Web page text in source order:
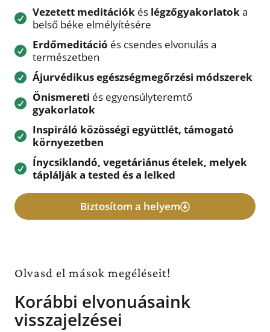
Vezetett meditációk és légzőgyakorlatoka
belső béke elmélyítésére
Erdőmeditáció és csendes elvonulás a
természetben
Ájurvédikus egészségmegőrzési módszerek
Önismereti és egyensúlyteremtő
gyakorlatok
Inspiráló közösségi együttlét, támogató
környezetben
Ínycsiklandó, vegetáriánus ételek, melyek
táplálják a tested és a lelked
Biztosítom a helyem
Olvasd el mások megéléseit!
Korábbi elvonuásaink
visszajelzései